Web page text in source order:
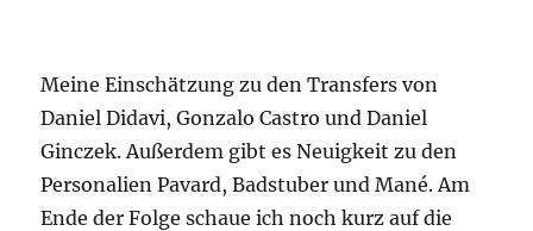
Meine Einschätzung zu den Transfers von
Daniel Didavi, Gonzalo Castro und Daniel
Ginczek. Außerdem gibt es Neuigkeit zu den
Personalien Pavard, Badstuber und Mané. Am
Ende der Folge schaue ich noch kurz auf die